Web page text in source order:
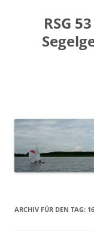
RSG
ARCHIV FÜR DEN TAG: